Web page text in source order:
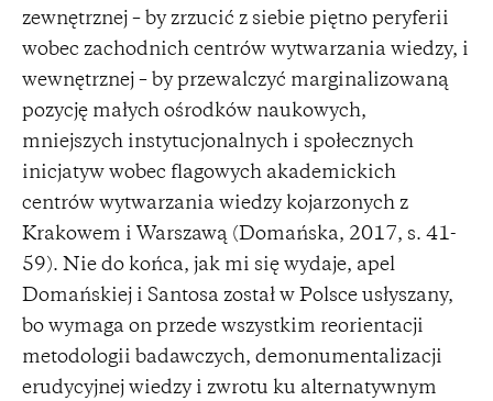
zewnętrznej – by zrzucić z siebie piętno peryferii
wobec zachodnich centrów wytwarzania wiedzy, i
wewnętrznej – by przewalczyć marginalizowaną
pozycję małych ośrodków naukowych,
mniejszych instytucjonalnych i społecznych
inicjatyw wobec flagowych akademickich
centrów wytwarzania wiedzy kojarzonych z
Krakowem i Warszawą (Domańska, 2017, s. 41-
59). Nie do końca, jak mi się wydaje, apel
Domańskiej i Santosa został w Polsce usłyszany,
bo wymaga on przede wszystkim reorientacji
metodologii badawczych, demonumentalizacji
erudycyjnej wiedzy i zwrotu ku alternatywnym